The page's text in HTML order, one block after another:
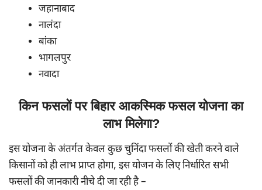
जहानाबाद
नालंदा
बांका
भागलपुर
नवादा
किन फसलों पर बिहार आकस्मिक फसल योजना का
लाभ मिलेगा?
इस योजना के अंतर्गत केवल कुछ चुनिंदा फसलों की खेती करने वाले
किसानों को ही लाभ प्राप्त होगा, इस योजन के लिए निर्धारित सभी
फसलों की जानकारी नीचे दी जा रही है –